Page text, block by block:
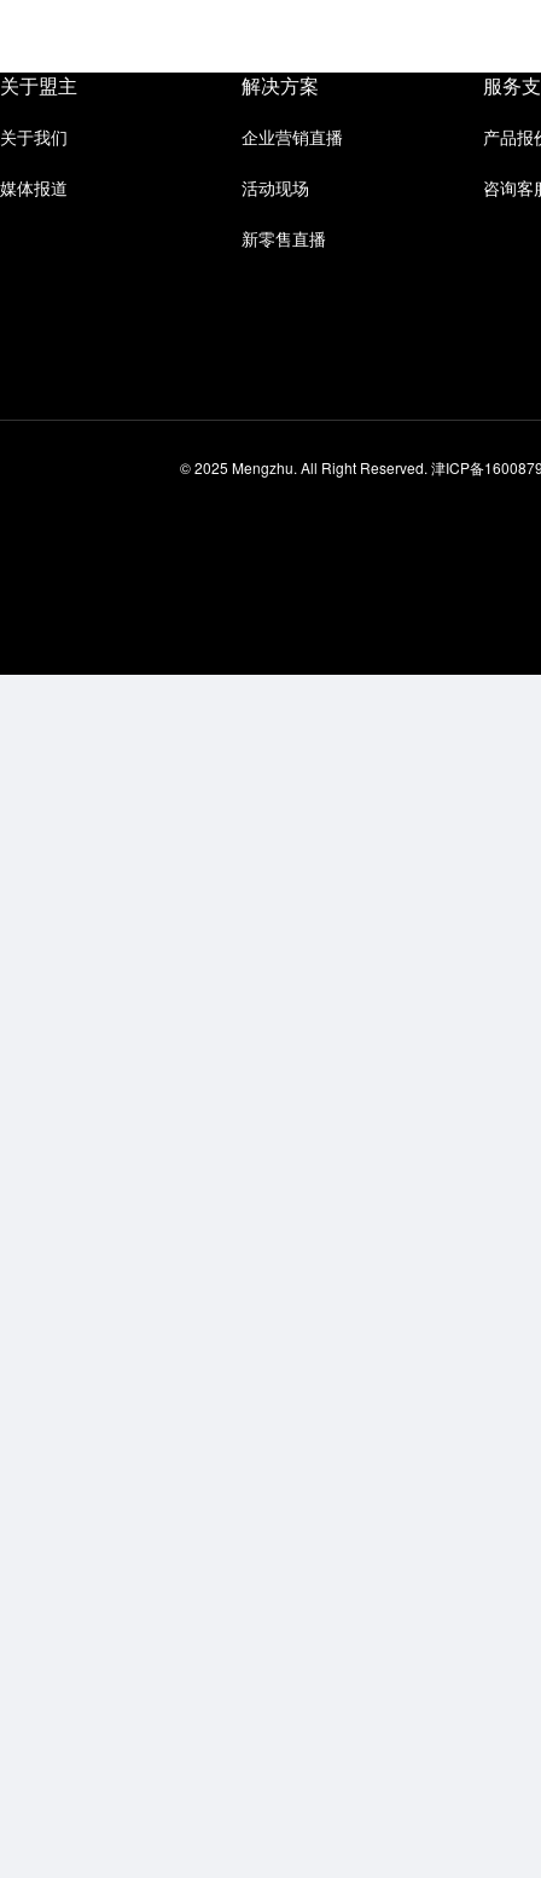
关于盟主
关于我们
媒体报道
解决方案
企业营销直播
活动现场
新零售直播
服务
产品报
咨询客
© 2025 Mengzhu. All Right Reserved. 津ICP备